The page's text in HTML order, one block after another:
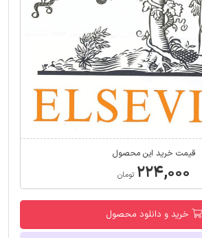
قیمت خرید این محصول
۲۲۴,۰۰۰ تومان
خرید و دانلود محصول